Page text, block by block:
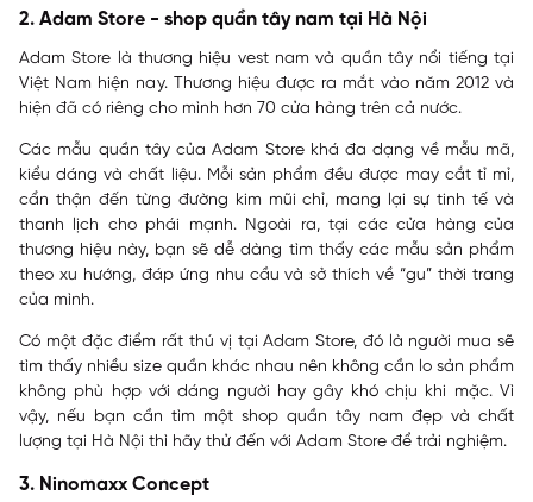
2. Adam Store - shop quần tây nam tại Hà Nội
Adam Store là thương hiệu vest nam và quần tây nổi tiếng tại
Việt Nam hiện nay. Thương hiệu được ra mắt vào năm 2012 và
hiện đã có riêng cho mình hơn 70 cửa hàng trên cả nước.
Các mẫu quần tây của Adam Store khá đa dạng về mẫu mã,
kiểu dáng và chất liệu. Mỗi sản phẩm đều được may cắt tỉ mỉ,
cẩn thận đến từng đường kim mũi chỉ, mang lại sự tinh tế và
thanh lịch cho phái mạnh. Ngoài ra, tại các cửa hàng của
thương hiệu này, bạn sẽ dễ dàng tìm thấy các mẫu sản phẩm
theo xu hướng, đáp ứng nhu cầu và sở thích về “gu” thời trang
của mình.
Có một đặc điểm rất thú vị tại Adam Store, đó là người mua sẽ
tìm thấy nhiều size quần khác nhau nên không cần lo sản phẩm
không phù hợp với dáng người hay gây khó chịu khi mặc. Vì
vậy, nếu bạn cần tìm một shop quần tây nam đẹp và chất
lượng tại Hà Nội thì hãy thử đến với Adam Store để trải nghiệm.
3. Ninomaxx Concept